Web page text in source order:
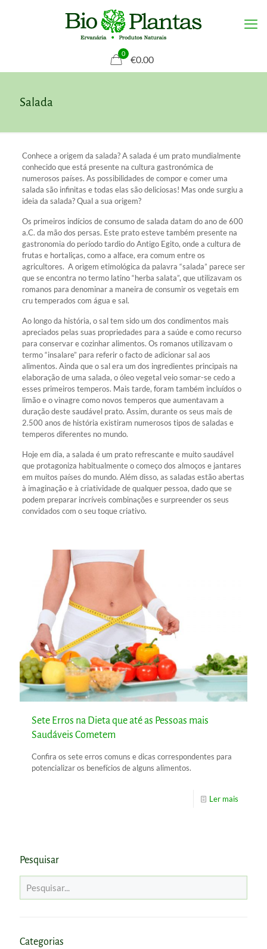
0
€0.00
Salada
Conhece a origem da salada? A salada é um prato mundialmente
conhecido que está presente na cultura gastronómica de
numerosos países. As possibilidades de compor e comer uma
salada são infinitas e todas elas são deliciosas! Mas onde surgiu a
ideia da salada? Qual a sua origem?
Os primeiros indícios de consumo de salada datam do ano de 600
a.C. da mão dos persas. Este prato esteve também presente na
gastronomia do período tardio do Antigo Egito, onde a cultura de
frutas e hortaliças, como a alface, era comum entre os
agricultores. A origem etimológica da palavra “salada” parece ser
que se encontra no termo latino “herba salata”, que utilizavam os
romanos para denominar a maneira de consumir os vegetais em
cru temperados com água e sal.
Ao longo da história, o sal tem sido um dos condimentos mais
apreciados pelas suas propriedades para a saúde e como recurso
para conservar e cozinhar alimentos. Os romanos utilizavam o
termo “insalare” para referir o facto de adicionar sal aos
alimentos. Ainda que o sal era um dos ingredientes principais na
elaboração de uma salada, o óleo vegetal veio somar-se cedo a
esses primeiros temperos. Mais tarde, foram também incluídos o
limão e o vinagre como novos temperos que aumentavam a
duração deste saudável prato. Assim, durante os seus mais de
2.500 anos de história existiram numerosos tipos de saladas e
temperos diferentes no mundo.
Hoje em dia, a salada é um prato refrescante e muito saudável
que protagoniza habitualmente o começo dos almoços e jantares
em muitos países do mundo. Além disso, as saladas estão abertas
à imaginação e à criatividade de qualquer pessoa, dado que se
podem preparar incríveis combinações e surpreender os seus
convidados com o seu toque criativo.
Sete Erros na Dieta que até as Pessoas mais
Saudáveis Cometem
Confira os sete erros comuns e dicas correspondentes para
potencializar os benefícios de alguns alimentos.
Ler mais
Pesquisar
Categorias